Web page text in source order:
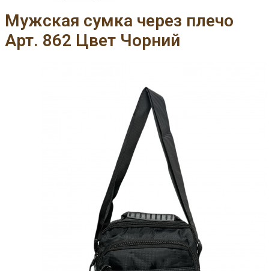
Мужская сумка через плечо
Арт. 862 Цвет Чорний